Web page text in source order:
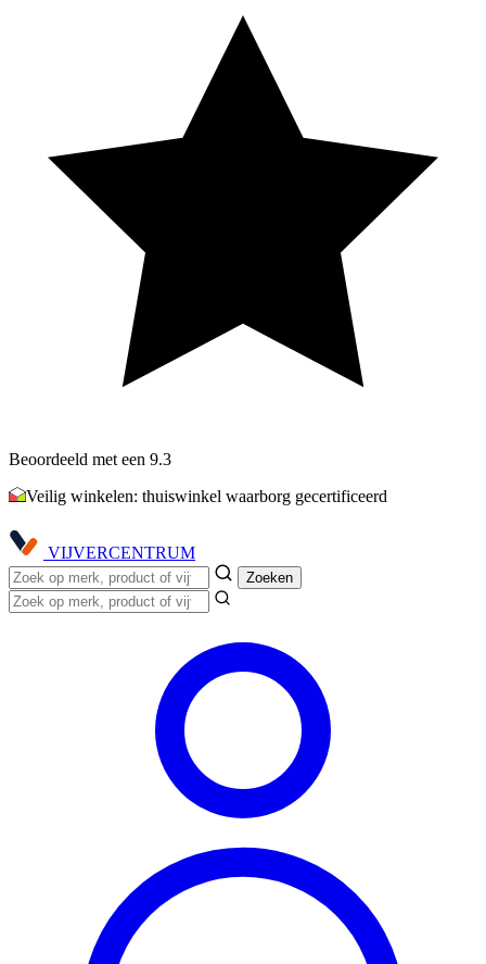
Beoordeeld met een 9.3
Veilig winkelen: thuiswinkel waarborg gecertificeerd
VIJVERCENTRUM
Zoeken